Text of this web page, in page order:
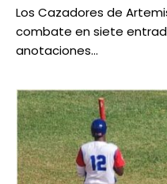
Los Cazadores de
combate en siete
anotaciones…